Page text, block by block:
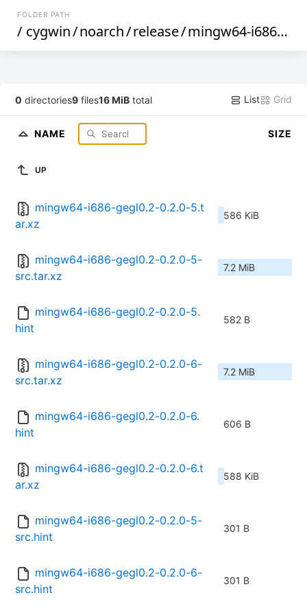
FOLDER PATH
/ cygwin/noarch/release/mingw64-i686-gegl0.2
0 directories9 files16 MiB total List Grid
NAME SIZE
UP
mingw64-i686-gegl0.2-0.2.0-5.t
ar.xz
586 KiB
mingw64-i686-gegl0.2-0.2.0-5-
src.tar.xz
7.2 MiB
mingw64-i686-gegl0.2-0.2.0-5.
hint
582 B
mingw64-i686-gegl0.2-0.2.0-6-
src.tar.xz
7.2 MiB
mingw64-i686-gegl0.2-0.2.0-6.
hint
606 B
mingw64-i686-gegl0.2-0.2.0-6.t
ar.xz
588 KiB
mingw64-i686-gegl0.2-0.2.0-5-
src.hint
301 B
mingw64-i686-gegl0.2-0.2.0-6-
src.hint
301 B